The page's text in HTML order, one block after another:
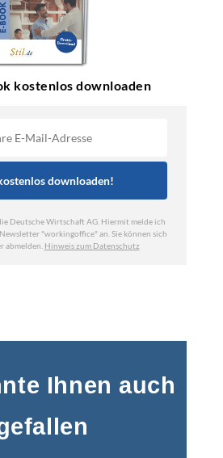
Ihnen auch